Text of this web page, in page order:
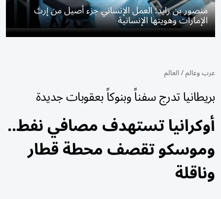
منصور بن زايد: العمل الإنساني جزء أصيل من إرث
الإمارات وهويتها الإنسانية
عرب وعالم/العالم
بريطانيا تدرج سفناً وبنوكاً بعقوبات جديدة
أوكرانيا تستهدف مصافي نفط..
وموسكو تقصف محطة قطار
وناقلة